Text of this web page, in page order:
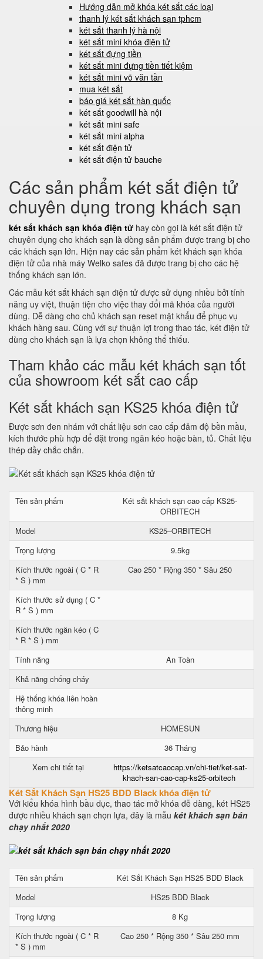
Hướng dẫn mở khóa két sắt các loại
thanh lý két sắt khách sạn tphcm
két sắt thanh lý hà nội
két sắt mini khóa điện tử
két sắt đựng tiền
két sắt mini đựng tiền tiết kiệm
két sắt mini võ văn tần
mua két sắt
báo giá két sắt hàn quốc
két sắt goodwill hà nội
két sắt mini safe
két sắt mini alpha
két sắt điện tử
két sắt điện tử bauche
Các sản phẩm két sắt điện tử
chuyên dụng trong khách sạn
két sắt khách sạn khóa điện tử hay còn gọi là két sắt điện tử
chuyên dụng cho khách sạn là dòng sản phẩm được trang bị cho
các khách sạn lớn. Hiện nay các sản phẩm két khách sạn khóa
điện tử của nhà máy Welko safes đã được trang bị cho các hệ
thống khách sạn lớn.
Các mẫu két sắt khách sạn điện tử được sử dụng nhiều bởi tính
năng uy việt, thuận tiện cho việc thay đổi mã khóa của người
dùng. Dễ dàng cho chủ khách sạn reset mật khẩu để phục vụ
khách hàng sau. Cùng với sự thuận lợi trong thao tác, két điện tử
dùng cho khách sạn là lựa chọn không thể thiếu.
Tham khảo các mẫu két khách sạn tốt
của showroom két sắt cao cấp
Két sắt khách sạn KS25 khóa điện tử
Được sơn đen nhám với chất liệu sơn cao cấp đảm độ bền mầu,
kích thước phù hợp để đặt trong ngăn kéo hoặc bàn, tủ. Chất liệu
thép dầy chắc chắn.
Tên sản phẩm
Két sắt khách sạn cao cấp KS25-
ORBITECH
Model
KS25–ORBITECH
Trọng lượng
9.5kg
Kích thước ngoài ( C * R
* S ) mm
Cao 250 * Rộng 350 * Sâu 250
Kích thước sử dụng ( C *
R * S ) mm
Kích thước ngăn kéo ( C
* R * S ) mm
Tính năng
An Toàn
Khả năng chống cháy
Hệ thống khóa liên hoàn
thông minh
Thương hiệu
HOMESUN
Bảo hành
36 Tháng
Xem chi tiết tại
https://ketsatcaocap.vn/chi-tiet/ket-sat-
khach-san-cao-cap-ks25-orbitech
Két Sắt Khách Sạn HS25 BDD Black khóa điện tử
Với kiểu khóa hình bầu dục, thao tác mở khóa đễ dàng, két HS25
được nhiều khách sạn chọn lựa, đây là mẫu két khách sạn bán
chạy nhất 2020
Tên sản phẩm
Két Sắt Khách Sạn HS25 BDD Black
Model
HS25 BDD Black
Trọng lượng
8 Kg
Kích thước ngoài ( C * R
* S ) mm
Cao 250 * Rộng 350 * Sâu 250 mm